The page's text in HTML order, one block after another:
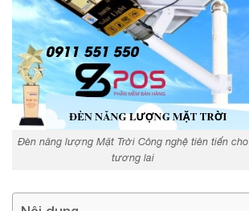
Đèn năng lượng Mặt Trời Công nghệ tiên tiến cho
tương lai